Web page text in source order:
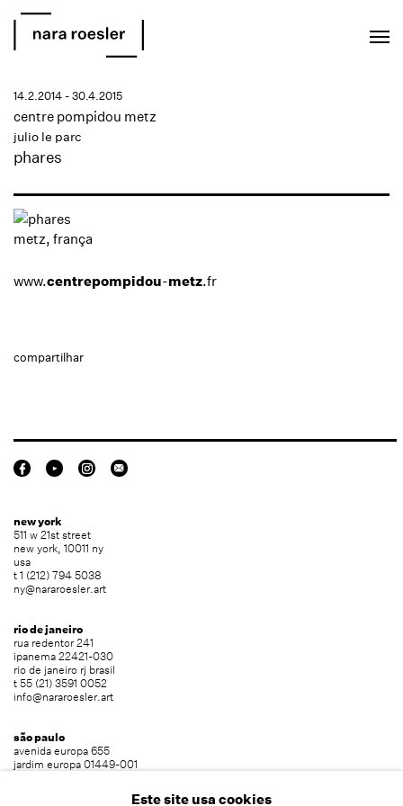
phares
julio le parc
centre pompidou metz
14.2.2014 - 30.4.2015
metz, frança
www.centrepompidou-metz.fr
compartilhar
new york
511 w 21st street
new york, 10011 ny
usa
t 1 (212) 794 5038
ny@nararoesler.art
rio de janeiro
rua redentor 241
ipanema 22421-030
rio de janeiro rj brasil
t 55 (21) 3591 0052
info@nararoesler.art
são paulo
avenida europa 655
jardim europa 01449-001
Este site usa cookies